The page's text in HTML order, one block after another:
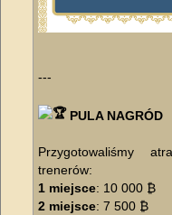
---
PULA NAGRÓD
Przygotowaliśmy
trenerów:
1 miejsce: 10 000 ₿
2 miejsce: 7 500 ₿